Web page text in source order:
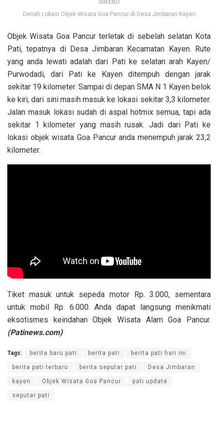
Denah Lokasi Objek Wisata Goa Pancur di Desa Jimbaran Kayen
Objek Wisata Goa Pancur terletak di sebelah selatan Kota
Pati, tepatnya di Desa Jimbaran Kecamatan Kayen. Rute
yang anda lewati adalah dari Pati ke selatan arah Kayen/
Purwodadi, dari Pati ke Kayen ditempuh dengan jarak
sekitar 19 kilometer. Sampai di depan SMA N 1 Kayen belok
ke kiri, dari sini masih masuk ke lokasi sekitar 3,3 kilometer.
Jalan masuk lokasi sudah di aspal hotmix semua, tapi ada
sekitar 1 kilometer yang masih rusak. Jadi dari Pati ke
lokasi objek wisata Goa Pancur anda menempuh jarak 23,2
kilometer.
Tiket masuk untuk sepeda motor Rp. 3.000, sementara
untuk mobil Rp. 6.000. Anda dapat langsung menikmati
eksotismes keindahan Objek Wisata Alam Goa Pancur.
(Patinews.com)
Tags: berita baru pati berita pati berita pati hari ini
berita pati terbaru berita seputar pati Desa Jimbaran
kayen Objek Wisata Goa Pancur pati update
seputar pati